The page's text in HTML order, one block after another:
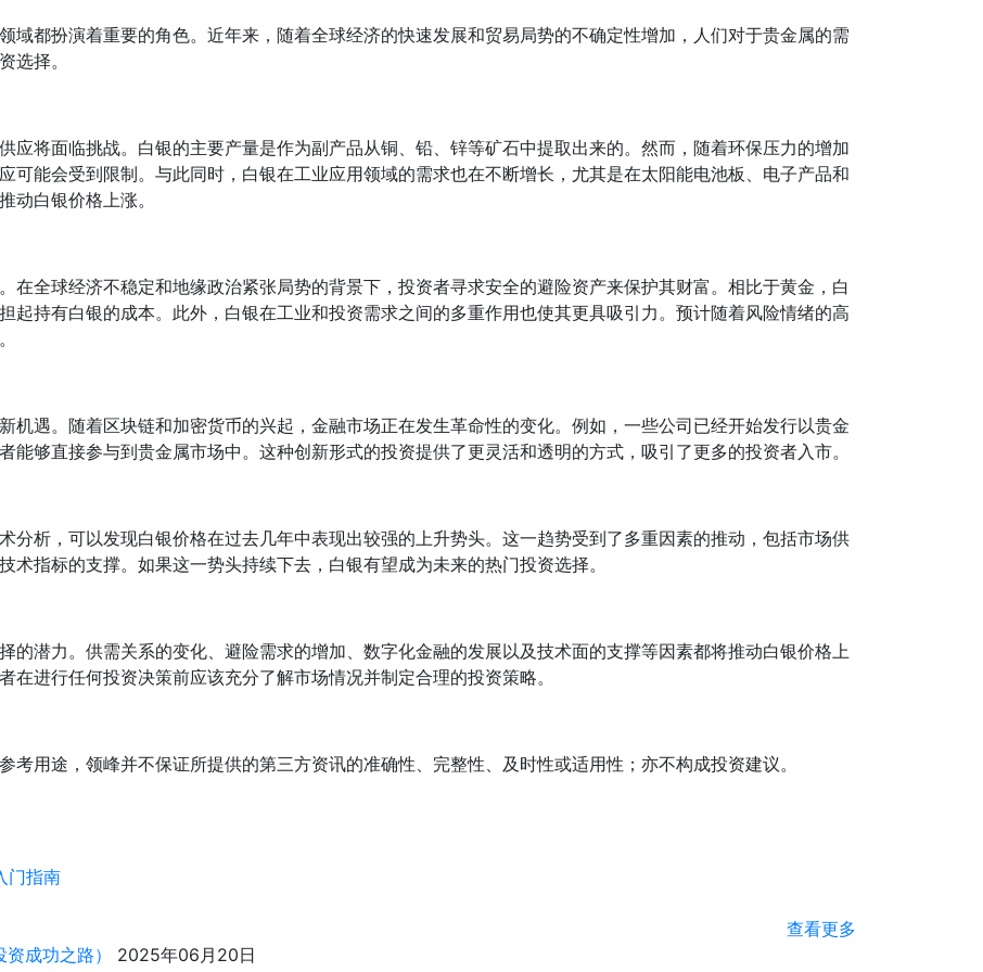
域都扮演着重要的角色。近年来，随着全球经济的快速发展和贸易局势的不确定性增加，人们对于贵金属的需
选择。
应将面临挑战。白银的主要产量是作为副产品从铜、铅、锌等矿石中提取出来的。然而，随着环保压力的增加
可能会受到限制。与此同时，白银在工业应用领域的需求也在不断增长，尤其是在太阳能电池板、电子产品和
动白银价格上涨。
在全球经济不稳定和地缘政治紧张局势的背景下，投资者寻求安全的避险资产来保护其财富。相比于黄金，白
起持有白银的成本。此外，白银在工业和投资需求之间的多重作用也使其更具吸引力。预计随着风险情绪的高
机遇。随着区块链和加密货币的兴起，金融市场正在发生革命性的变化。例如，一些公司已经开始发行以贵金
能够直接参与到贵金属市场中。这种创新形式的投资提供了更灵活和透明的方式，吸引了更多的投资者入市。
分析，可以发现白银价格在过去几年中表现出较强的上升势头。这一趋势受到了多重因素的推动，包括市场供
术指标的支撑。如果这一势头持续下去，白银有望成为未来的热门投资选择。
的潜力。供需关系的变化、避险需求的增加、数字化金融的发展以及技术面的支撑等因素都将推动白银价格上
进行任何投资决策前应该充分了解市场情况并制定合理的投资策略。
考用途，领峰并不保证所提供的第三方资讯的准确性、完整性、及时性或适用性；亦不构成投资建议。
门指南
查看更多
成功之路）
2025年06月20日